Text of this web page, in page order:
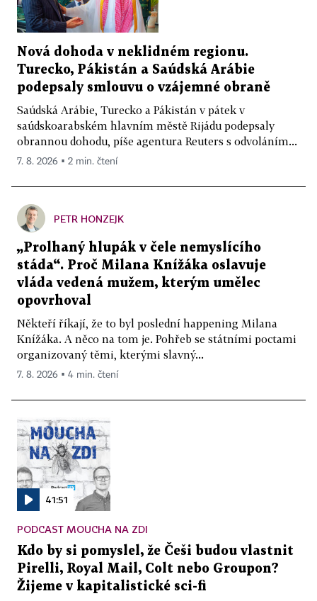
Nová dohoda v neklidném regionu.
Turecko, Pákistán a Saúdská Arábie
podepsaly smlouvu o vzájemné obraně
Saúdská Arábie, Turecko a Pákistán v pátek v
saúdskoarabském hlavním městě Rijádu podepsaly
obrannou dohodu, píše agentura Reuters s odvoláním...
7. 8. 2026 ▪ 2 min. čtení
PETR HONZEJK
„Prolhaný hlupák v čele nemyslícího
stáda“. Proč Milana Knížáka oslavuje
vláda vedená mužem, kterým umělec
opovrhoval
Někteří říkají, že to byl poslední happening Milana
Knížáka. A něco na tom je. Pohřeb se státními poctami
organizovaný těmi, kterými slavný...
7. 8. 2026 ▪ 4 min. čtení
41:51
PODCAST MOUCHA NA ZDI
Kdo by si pomyslel, že Češi budou vlastnit
Pirelli, Royal Mail, Colt nebo Groupon?
Žijeme v kapitalistické sci-fi